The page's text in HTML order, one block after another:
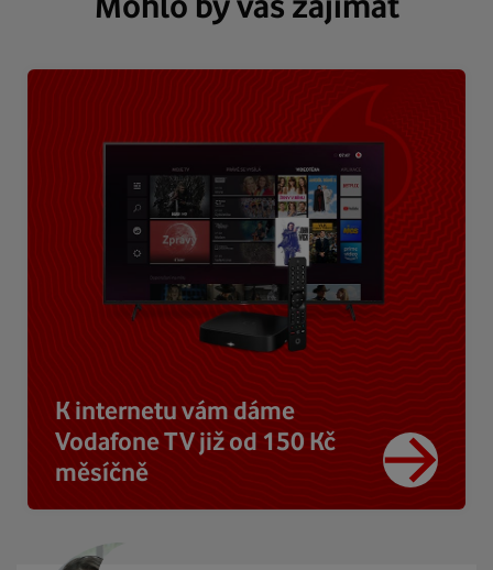
K internetu vám dáme
Vodafone TV již od 150 Kč
měsíčně